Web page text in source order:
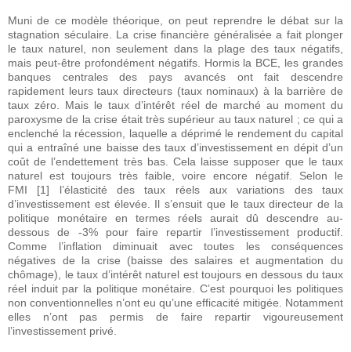
Muni de ce modèle théorique, on peut reprendre le débat sur la
stagnation séculaire. La crise financière généralisée a fait plonger
le taux naturel, non seulement dans la plage des taux négatifs,
mais peut-être profondément négatifs. Hormis la BCE, les grandes
banques centrales des pays avancés ont fait descendre
rapidement leurs taux directeurs (taux nominaux) à la barrière de
taux zéro. Mais le taux d’intérêt réel de marché au moment du
paroxysme de la crise était très supérieur au taux naturel ; ce qui a
enclenché la récession, laquelle a déprimé le rendement du capital
qui a entraîné une baisse des taux d’investissement en dépit d’un
coût de l’endettement très bas. Cela laisse supposer que le taux
naturel est toujours très faible, voire encore négatif. Selon le
FMI [1] l’élasticité des taux réels aux variations des taux
d’investissement est élevée. Il s’ensuit que le taux directeur de la
politique monétaire en termes réels aurait dû descendre au-
dessous de -3% pour faire repartir l’investissement productif.
Comme l’inflation diminuait avec toutes les conséquences
négatives de la crise (baisse des salaires et augmentation du
chômage), le taux d’intérêt naturel est toujours en dessous du taux
réel induit par la politique monétaire. C’est pourquoi les politiques
non conventionnelles n’ont eu qu’une efficacité mitigée. Notamment
elles n’ont pas permis de faire repartir vigoureusement
l’investissement privé.